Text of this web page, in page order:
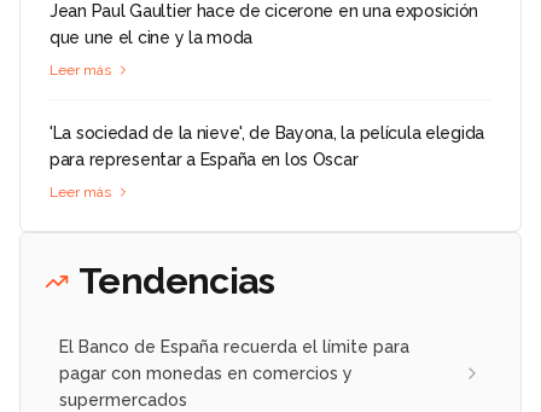
Jean Paul Gaultier hace de cicerone en una exposición
que une el cine y la moda
Leer más
'La sociedad de la nieve', de Bayona, la película elegida
para representar a España en los Oscar
Leer más
Tendencias
El Banco de España recuerda el límite para
pagar con monedas en comercios y
supermercados